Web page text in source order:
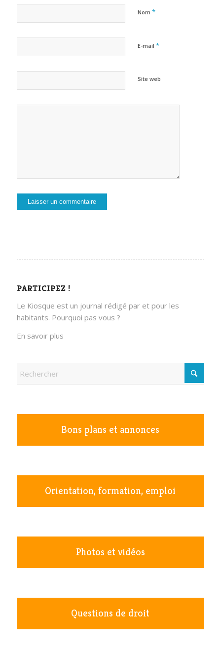
Nom *
E-mail *
Site web
PARTICIPEZ !
Le Kiosque est un journal rédigé par et pour les
habitants. Pourquoi pas vous ?
En savoir plus
Bons plans et annonces
Orientation, formation, emploi
Photos et vidéos
Questions de droit